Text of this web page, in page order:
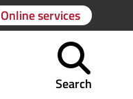
Online services
Search